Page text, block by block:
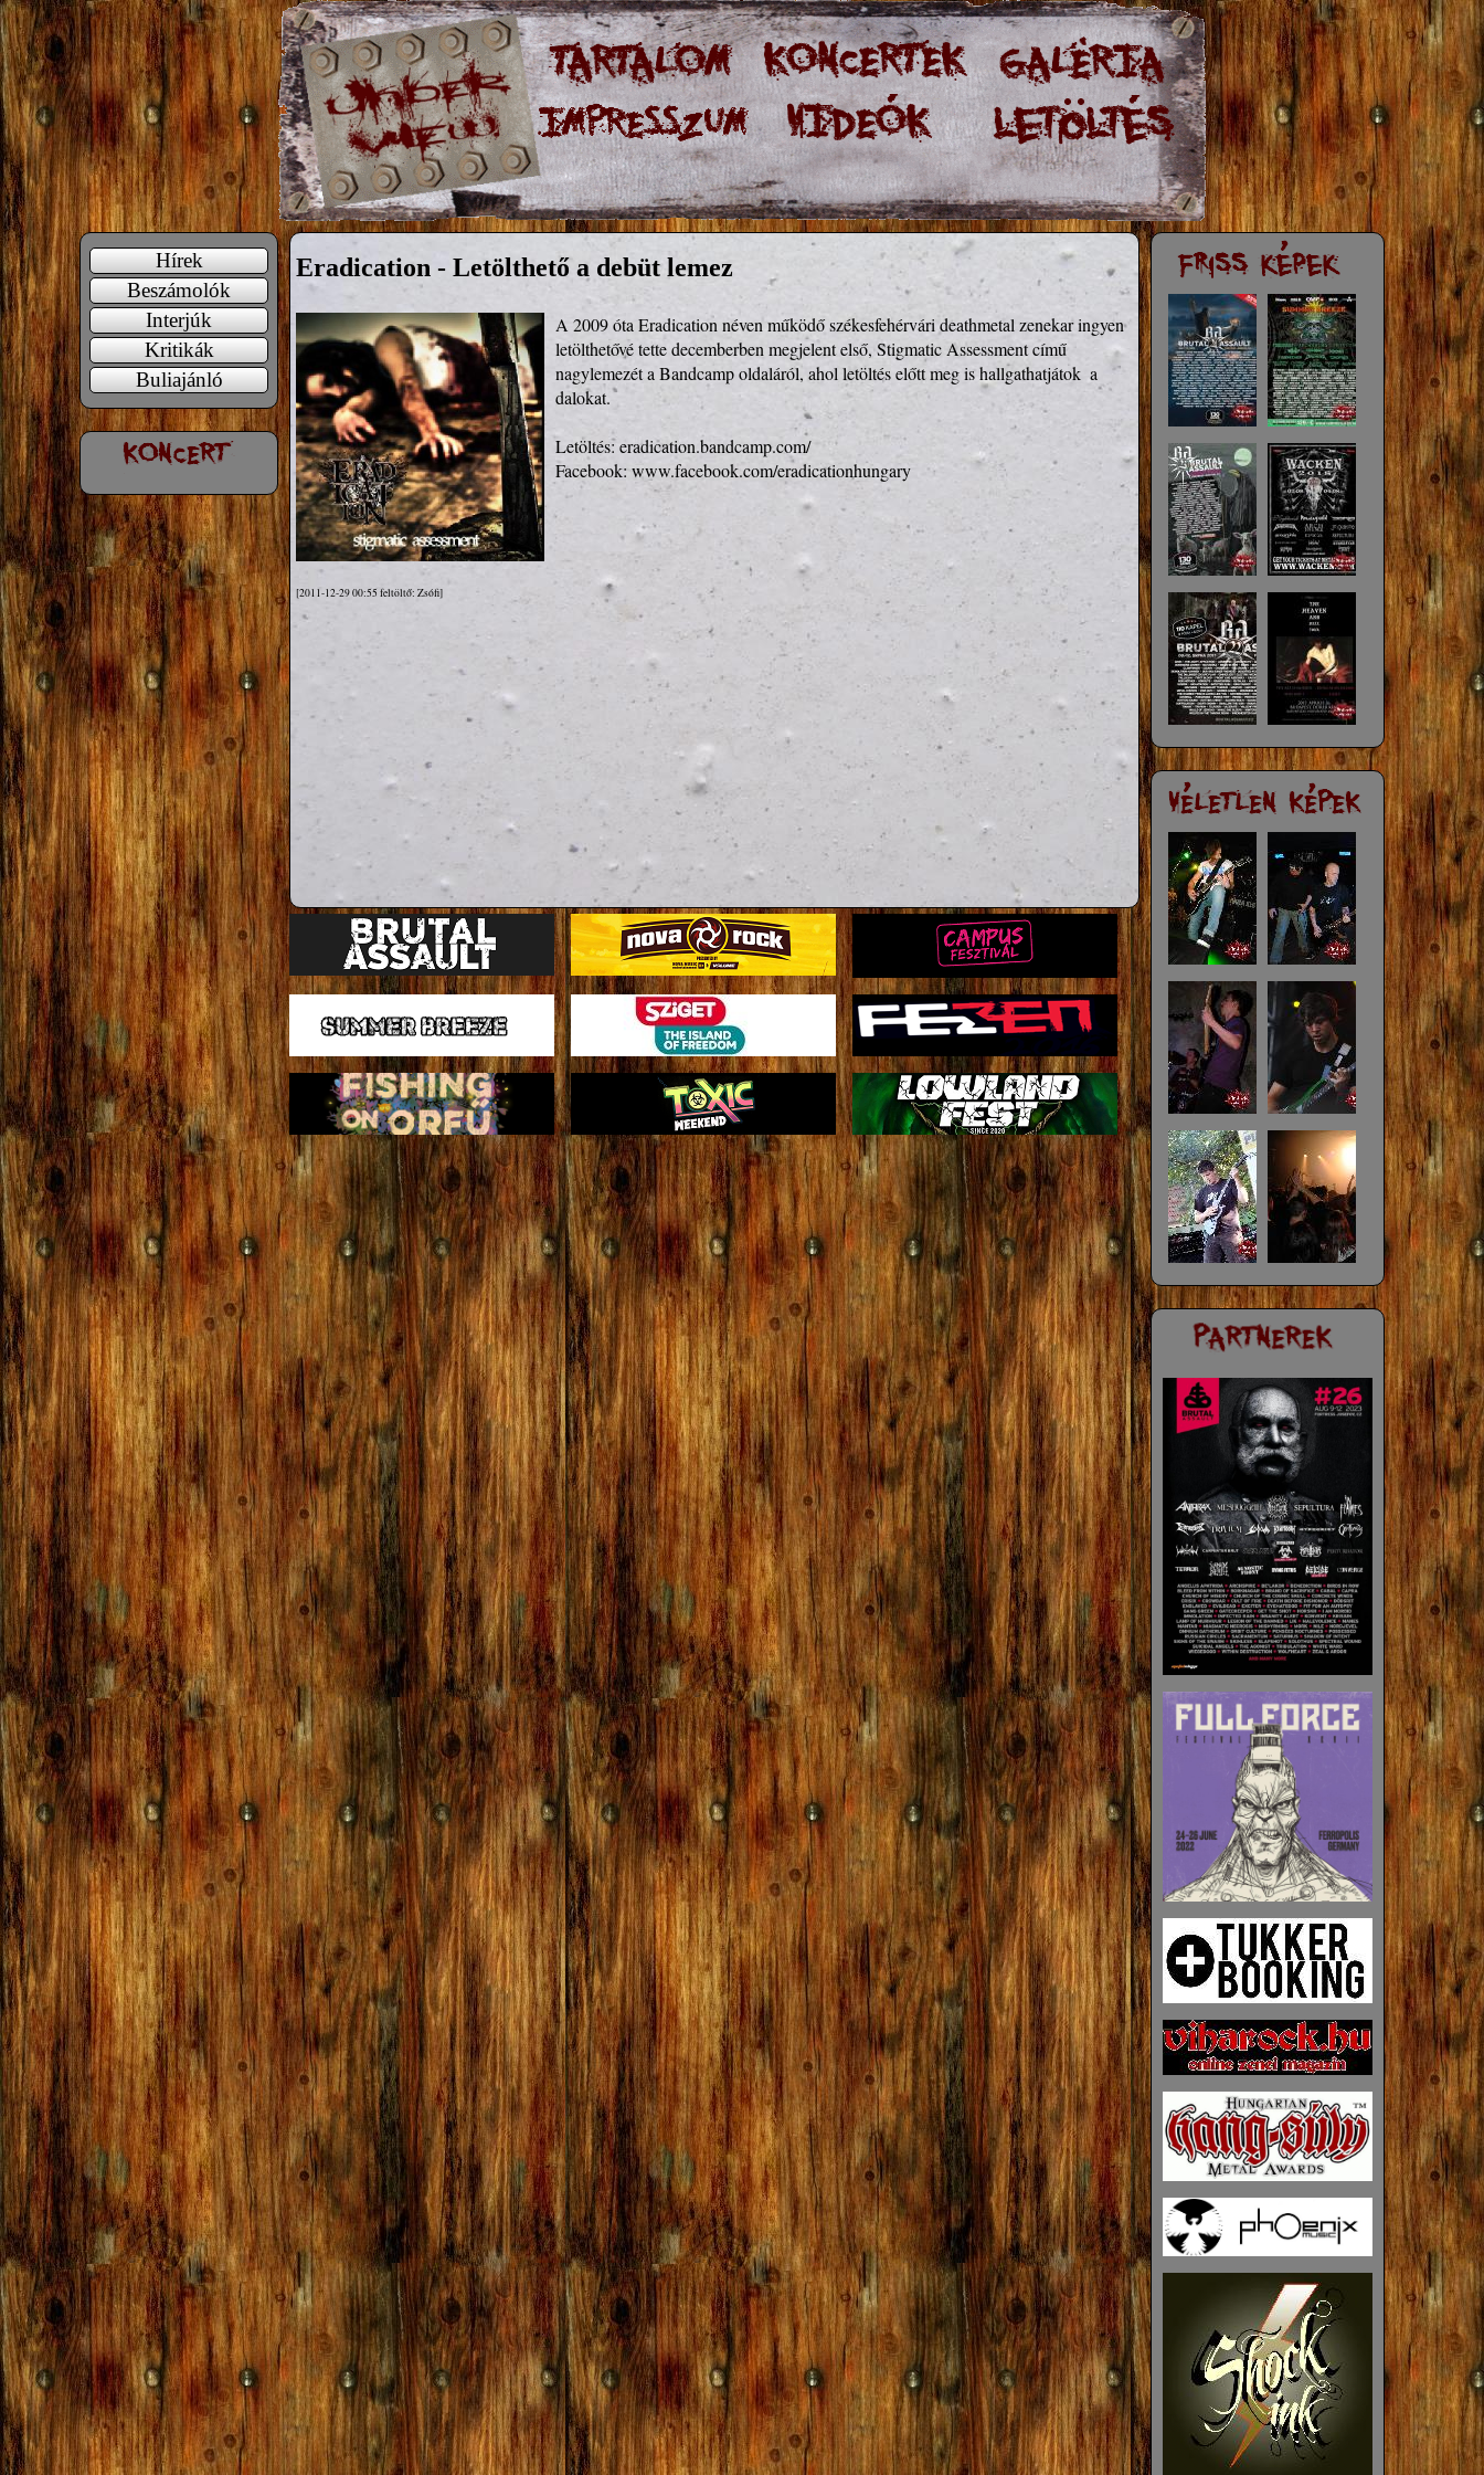
Hírek
Beszámolók
Interjúk
Kritikák
Buliajánló
Eradication - Letölthető a debüt lemez
A 2009 óta Eradication néven működő székesfehérvári deathmetal zenekar ingyen
letölthetővé tette decemberben megjelent első, Stigmatic Assessment című
nagylemezét a Bandcamp oldaláról, ahol letöltés előtt meg is hallgathatjátok  a
dalokat.
Letöltés: eradication.bandcamp.com/
Facebook: www.facebook.com/eradicationhungary
[2011-12-29 00:55 feltöltő: Zsófi]